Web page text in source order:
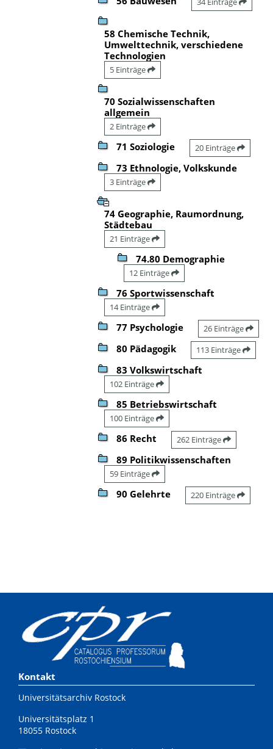
58 Chemische Technik,
Umwelttechnik, verschiedene
Technologien
5 Einträge
70 Sozialwissenschaften
allgemein
2 Einträge
71 Soziologie 20 Einträge
73 Ethnologie, Volkskunde
3 Einträge
74 Geographie, Raumordnung,
Städtebau
21 Einträge
74.80 Demographie
12 Einträge
76 Sportwissenschaft
14 Einträge
77 Psychologie 26 Einträge
80 Pädagogik 113 Einträge
83 Volkswirtschaft
102 Einträge
85 Betriebswirtschaft
100 Einträge
86 Recht 262 Einträge
89 Politikwissenschaften
59 Einträge
90 Gelehrte 220 Einträge
Kontakt
Universitätsarchiv Rostock
Universitätsplatz 1
18055 Rostock